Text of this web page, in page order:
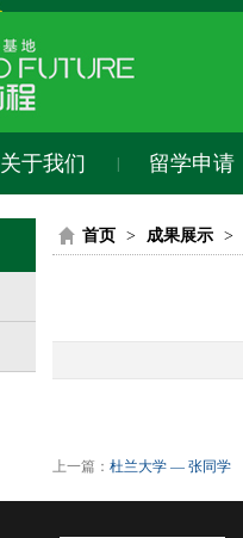
关于我们 留学申请
首页 > 成果展示 >
上一篇： 杜兰大学 — 张同学